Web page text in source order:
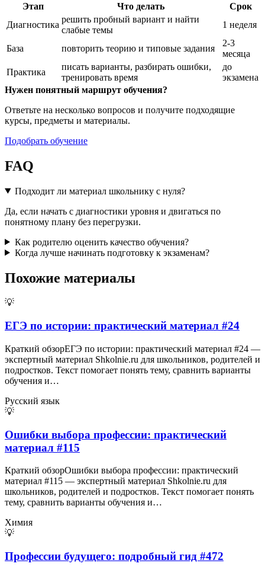
Этап Что делать
Срок
Диагностика
решить пробный вариант и найти
слабые темы
1 неделя
База повторить теорию и типовые задания
2-3
месяца
Практика
писать варианты, разбирать ошибки,
тренировать время
до
экзамена
Нужен понятный маршрут обучения?
Ответьте на несколько вопросов и получите подходящие
курсы, предметы и материалы.
Подобрать обучение
FAQ
Подходит ли материал школьнику с нуля?
Да, если начать с диагностики уровня и двигаться по
понятному плану без перегрузки.
Как родителю оценить качество обучения?
Когда лучше начинать подготовку к экзаменам?
Похожие материалы
💡
ЕГЭ по истории: практический материал #24
Краткий обзорЕГЭ по истории: практический материал #24 —
экспертный материал Shkolnie.ru для школьников, родителей и
подростков. Текст помогает понять тему, сравнить варианты
обучения и…
Русский язык
💡
Ошибки выбора профессии: практический
материал #115
Краткий обзорОшибки выбора профессии: практический
материал #115 — экспертный материал Shkolnie.ru для
школьников, родителей и подростков. Текст помогает понять
тему, сравнить варианты обучения и…
Химия
💡
Профессии будущего: подробный гид #472